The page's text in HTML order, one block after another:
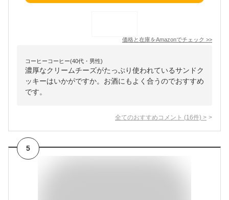
価格と在庫をAmazonでチェック >>
コーヒーコーヒー(40代・男性)
濃厚なクリームチーズがたっぷり使われているサンドク
ッキーはいかがですか。お酒にもよく合うのでおすすめ
です。
全てのおすすめコメント (16件) >
5